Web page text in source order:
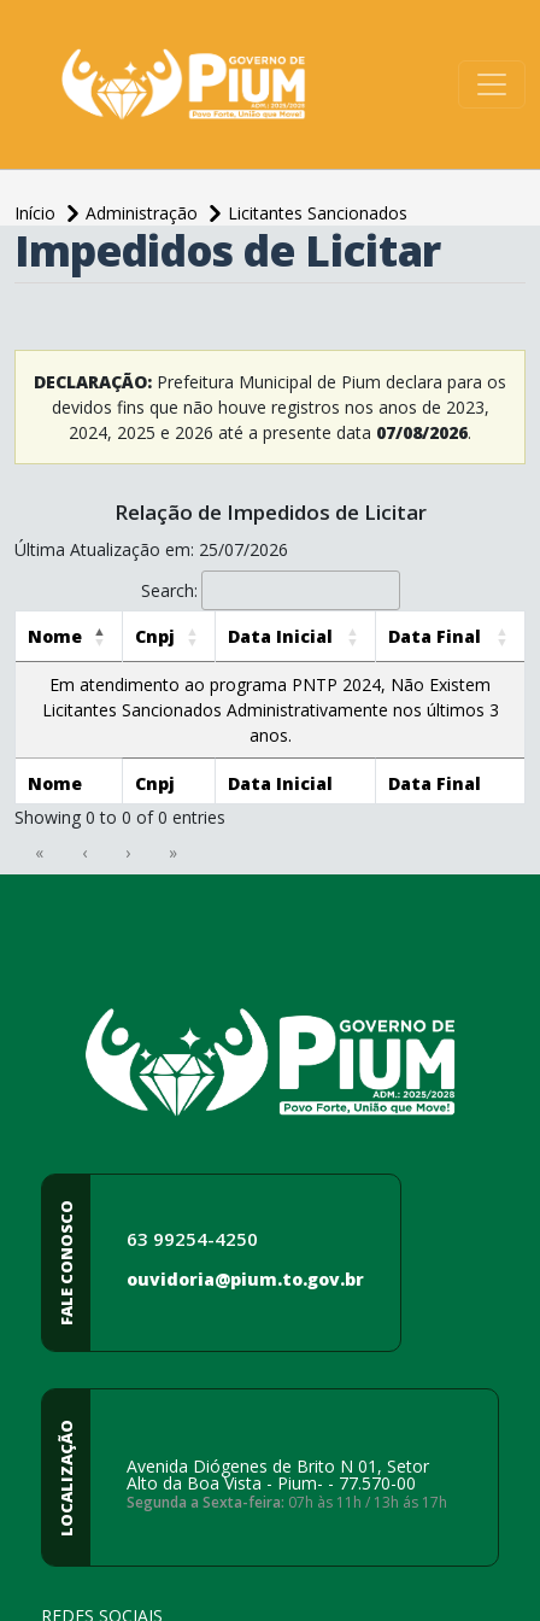
Início Administração
Licitantes Sancionados
conteúdo
principal
Impedidos de Licitar
DECLARAÇÃO: Prefeitura Municipal de Pium declara para os
devidos fins que não houve registros nos anos de 2023,
2024, 2025 e 2026 até a presente data 07/08/2026.
Relação de Impedidos de Licitar
Última Atualização em: 25/07/2026
Search:
Nome
Cnpj Data Inicial Data Final
Em atendimento ao programa PNTP 2024, Não Existem
Licitantes Sancionados Administrativamente nos últimos 3
anos.
Nome Cnpj Data Inicial
Data Final
Showing 0 to 0 of 0 entries
«
‹ ›
»
FALE CONOSCO 63 99254-4250
ouvidoria@pium.to.gov.br
LOCALIZAÇÃO Avenida Diógenes de Brito N 01, Setor
Alto da Boa Vista - Pium- - 77.570-00
Segunda a Sexta-feira: 07h às 11h / 13h ás 17h
REDES SOCIAIS